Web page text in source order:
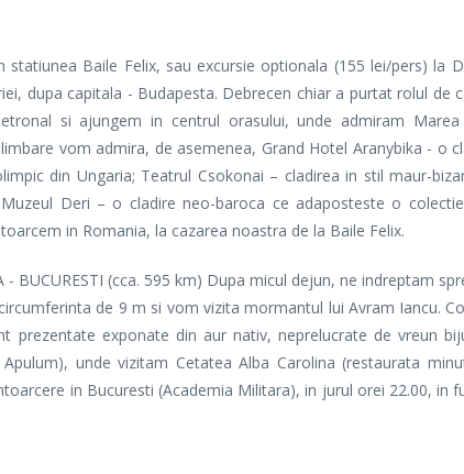
Baile Felix, sau excursie optionala (155 lei/pers) la
dupa capitala - Budapesta. Debrecen chiar a purtat rolul de
si ajungem in centrul orasului, unde admiram Marea
vom admira, de asemenea, Grand Hotel Aranybika - o
din Ungaria; Teatrul Csokonai – cladirea in stil maur-
Deri – o cladire neo-baroca ce adaposteste o
in Romania, la cazarea noastra de la Baile Felix.
- BUCURESTI (cca. 595 km) Dupa micul dejun, ne indreptam
de 9 m si vom vizita mormantul lui Avram Iancu.
exponate din aur nativ, neprelucrate de vreun
unde vizitam Cetatea Alba Carolina (restaurata
in Bucuresti (Academia Militara), in jurul orei 22.00, in